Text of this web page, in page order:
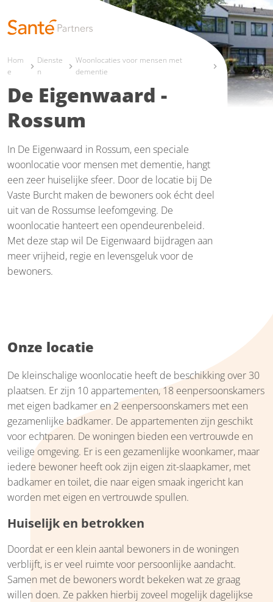
Hom
e
chevron_right
Dienste
n
chevron_right
Woonlocaties voor mensen met
dementie
chevron_right
De Eigenwaard -
Rossum
In De Eigenwaard in Rossum, een speciale
woonlocatie voor mensen met dementie, hangt
een zeer huiselijke sfeer. Door de locatie bij De
Vaste Burcht maken de bewoners ook écht deel
uit van de Rossumse leefomgeving. De
woonlocatie hanteert een opendeurenbeleid.
Met deze stap wil De Eigenwaard bijdragen aan
meer vrijheid, regie en levensgeluk voor de
bewoners.
Onze locatie
De kleinschalige woonlocatie heeft de beschikking over 30
plaatsen. Er zijn 10 appartementen, 18 eenpersoonskamers
met eigen badkamer en 2 eenpersoonskamers met een
gezamenlijke badkamer. De appartementen zijn geschikt
voor echtparen. De woningen bieden een vertrouwde en
veilige omgeving. Er is een gezamenlijke woonkamer, maar
iedere bewoner heeft ook zijn eigen zit-slaapkamer, met
badkamer en toilet, die naar eigen smaak ingericht kan
worden met eigen en vertrouwde spullen.
Huiselijk en betrokken
Doordat er een klein aantal bewoners in de woningen
verblijft, is er veel ruimte voor persoonlijke aandacht.
Samen met de bewoners wordt bekeken wat ze graag
willen doen. Ze pakken hierbij zoveel mogelijk dagelijkse